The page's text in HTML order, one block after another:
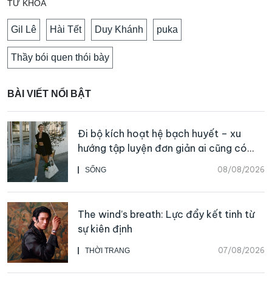
TỪ KHOÁ
Gil Lê Hài Tết Duy Khánh puka
Thầy bói quen thói bày
BÀI VIẾT NỔI BẬT
SỐNG 08/08/2026
Đi bộ kích hoạt hệ bạch huyết – xu
hướng tập luyện đơn giản ai cũng có
thể bắt đầu
THỜI TRANG 07/08/2026
The wind’s breath: Lực đẩy kết tinh từ
sự kiên định